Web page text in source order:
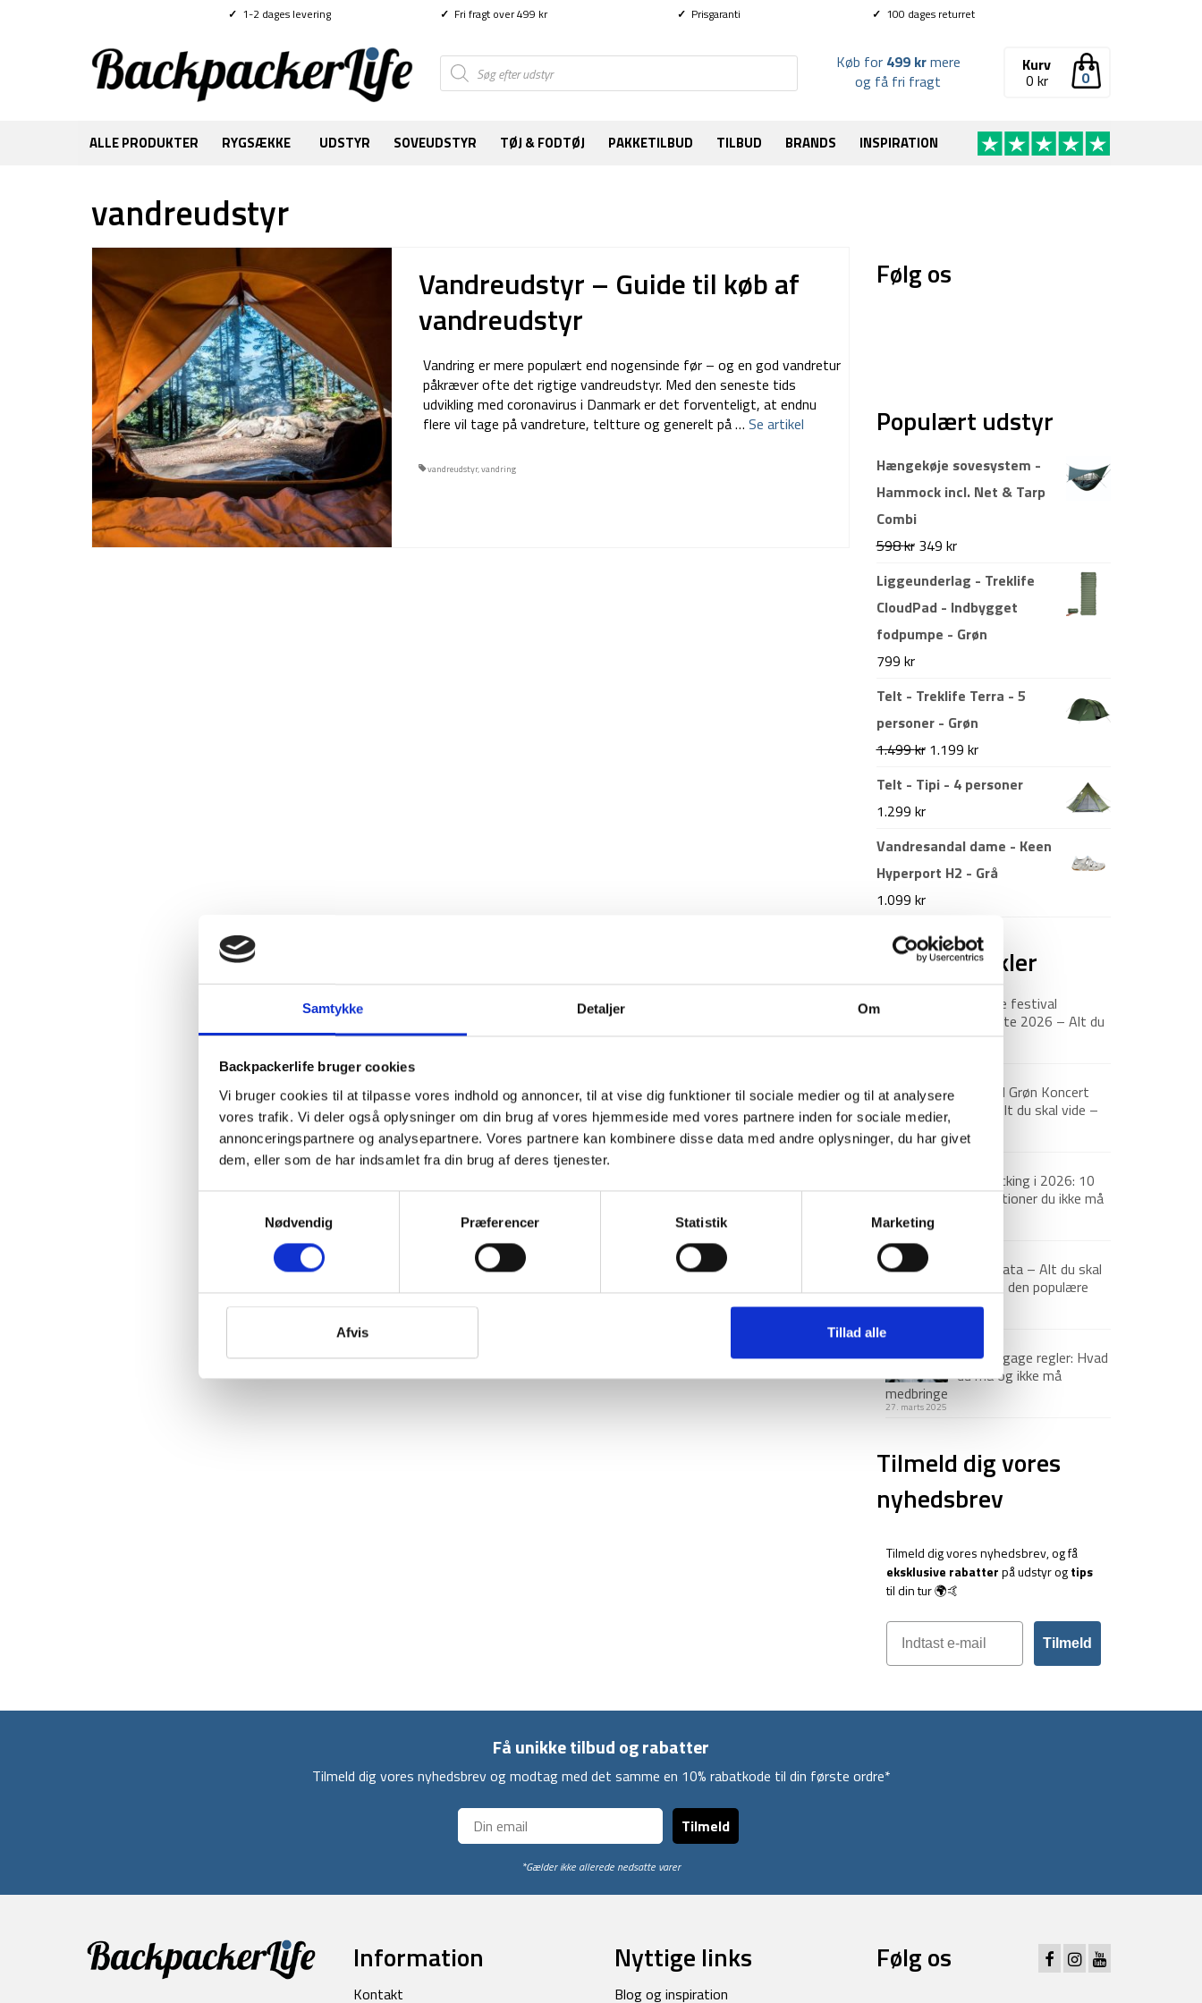
Samtykke Detaljer Om
Backpackerlife bruger cookies
Vi bruger cookies til at tilpasse vores indhold og annoncer, til at vise dig funktioner til sociale medier og til at analysere
vores trafik. Vi deler også oplysninger om din brug af vores hjemmeside med vores partnere inden for sociale medier,
annonceringspartnere og analysepartnere. Vores partnere kan kombinere disse data med andre oplysninger, du har givet
dem, eller som de har indsamlet fra din brug af deres tjenester.
Nødvendig
Præferencer Statistik Marketing
Afvis Tillad alle
✓ 1-2 dages levering ✓ Fri fragt over 499 kr ✓ Prisgaranti ✓ 100 dages returret
Products
search 0
Kurv
0 kr
Køb for 499 krmere
og få fri fragt
ALLE PRODUKTER RYGSÆKKE UDSTYR SOVEUDSTYR TØJ & FODTØJ PAKKETILBUD TILBUD BRANDS INSPIRATION
vandreudstyr
Vandreudstyr – Guide til køb af
vandreudstyr
Vandring er mere populært end nogensinde før – og en god vandretur
påkræver ofte det rigtige vandreudstyr. Med den seneste tids
udvikling med coronavirus i Danmark er det forventeligt, at endnu
flere vil tage på vandreture, teltture og generelt på … Se artikel
vandreudstyr,vandring
Følg os
Populært udstyr
Hængekøje sovesystem -
Hammock incl. Net & Tarp
Combi
598kr Den
oprindelige
pris
349 krDen
aktuelle
pris
er:
Liggeunderlag - Treklife
CloudPad - Indbygget
fodpumpe - Grøn
799 kr
Telt - Treklife Terra - 5
personer - Grøn
1.499kr Den
oprindelige
1.499 kr.
1.199 krDen
1.199 kr.
Telt - Tipi - 4 personer
1.299 kr
Vandresandal dame - Keen
Hyperport H2 - Grå
1.099 kr
Nyeste artikler
Roskilde festival
pakkeliste 2026 – Alt du
bør have med
Guide til Grøn Koncert
2026: Alt du skal vide –
inkl. pakkeliste
26. marts 2026
Backpacking i 2026: 10
destinationer du ikke må
gå glip af
23. december 2025
Via Ferrata – Alt du skal
vide om den populære
klatrerute
Håndbagage regler: Hvad
du må og ikke må
medbringe
27. marts 2025
Tilmeld dig vores
nyhedsbrev
Tilmeld dig vores nyhedsbrev, og få
eksklusive rabatterpå udstyr ogtips
til din tur 🌍🤙
Tilmeld
Få unikke tilbud og rabatter
Tilmeld dig vores nyhedsbrev og modtag med det samme en 10% rabatkode til din første ordre*
Tilmeld
*Gælder ikke allerede nedsatte varer
Information
Kontakt
Nyttige links
Blog og inspiration
Følg os